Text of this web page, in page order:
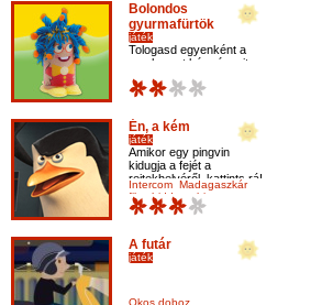
Bolondos
gyurmafürtök
játék
Tologasd egyenként a
megkevert kép részeit,
míg minden részlet a
helyére kerül.
Én, a kém
játék
Amikor egy pingvin
kidugja a fejét a
rejtekhelyéről, kattints rá!
Intercom Madagaszkár
film
hidden object
A futár
játék
Okos doboz